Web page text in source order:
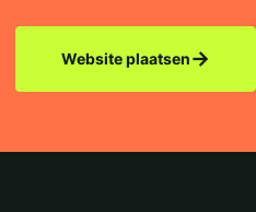
Website plaatsen→